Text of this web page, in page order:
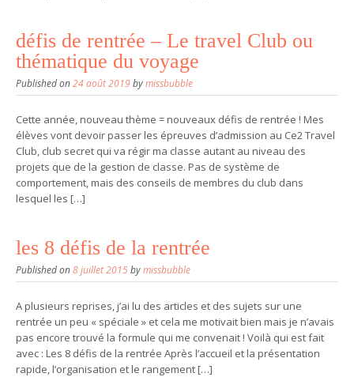
défis de rentrée – Le travel Club ou
thématique du voyage
Published on24 août 2019bymissbubble
Cette année, nouveau thème = nouveaux défis de rentrée ! Mes
élèves vont devoir passer les épreuves d’admission au Ce2 Travel
Club, club secret qui va régir ma classe autant au niveau des
projets que de la gestion de classe. Pas de système de
comportement, mais des conseils de membres du club dans
lesquel les […]
les 8 défis de la rentrée
Published on8 juillet 2015bymissbubble
A plusieurs reprises, j’ai lu des articles et des sujets sur une
rentrée un peu « spéciale » et cela me motivait bien mais je n’avais
pas encore trouvé la formule qui me convenait ! Voilà qui est fait
avec : Les 8 défis de la rentrée Après l’accueil et la présentation
rapide, l’organisation et le rangement […]